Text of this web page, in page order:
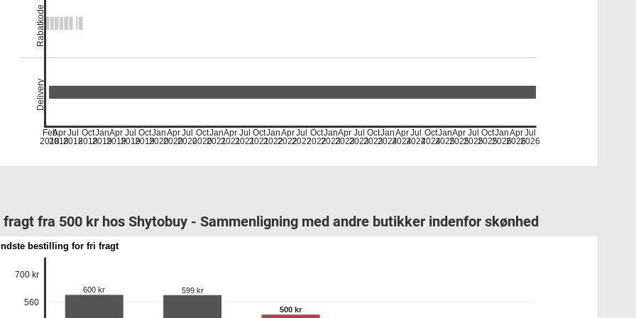
Feb
2018
Apr
2018
Jul
2018
Oct
2018
Jan
2019
Apr
2019
Jul
2019
Oct
2019
Jan
2020
Apr
2020
Jul
2020
Oct
2020
Jan
2021
Apr
2021
Jul
2021
Oct
2021
Jan
2022
Apr
2022
Jul
2022
Oct
2022
Jan
2023
Apr
2023
Jul
2023
Oct
2023
Jan
2024
Apr
2024
Jul
2024
Oct
2024
Jan
2025
Apr
2025
Jul
2025
Oct
2025
Jan
2026
Apr
2026
Jul
2026
Rabatkode
Delivery
fragt fra 500 kr hos Shytobuy - Sammenligning med andre butikker indenfor skønhed
bestilling for fri fragt
560
700 kr
600 kr 599 kr
500 kr